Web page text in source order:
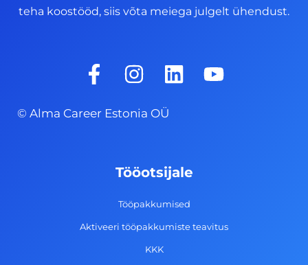
teha koostööd, siis võta meiega julgelt ühendust.
F
a
e
-
I
n
s
t
g
r
a
m
L
i
d
i
n
Y
o
© Alma Career Estonia OÜ
Tööotsijale
Tööpakkumised
Aktiveeri tööpakkumiste teavitus
KKK